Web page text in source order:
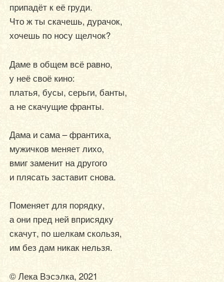
припадёт к её груди.
Что ж ты скачешь, дурачок,
хочешь по носу щелчок?
Даме в общем всё равно,
у неё своё кино:
платья, бусы, серьги, банты,
а не скачущие франты.
Дама и сама – франтиха,
мужичков меняет лихо,
вмиг заменит на другого
и плясать заставит снова.
Поменяет для порядку,
а они пред ней вприсядку
скачут, по шелкам скользя,
им без дам никак нельзя.
© Лека Вэсэлка, 2021